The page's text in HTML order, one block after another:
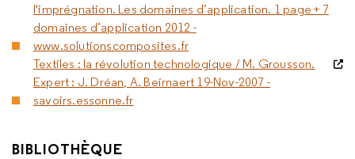
l'imprégnation. Les domaines d’application. 1 page + 7
domaines d’application 2012 -
www.solutionscomposites.fr
Textiles : la révolution technologique / M. Grousson.
Expert : J. Dréan, A. Beirnaert 19-Nov-2007 -
savoirs.essonne.fr
BIBLIOTHÈQUE